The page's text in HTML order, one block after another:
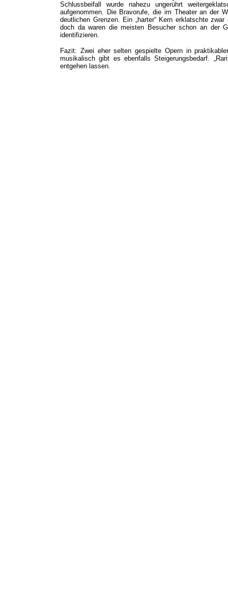
Schlussbeifall wurde nahezu ungerührt
aufgenommen. Die Bravorufe, die im Theater an der
deutlichen Grenzen. Ein „harter“ Kern erklatschte
doch da waren die meisten Besucher schon an der
identifizieren.
Fazit: Zwei eher selten gespielte Opern in
musikalisch gibt es ebenfalls Steigerungsbedarf.
entgehen lassen.